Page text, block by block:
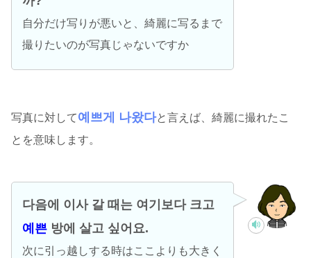
自分だけ写りが悪いと、綺麗に写るまで
撮りたいのが写真じゃないですか
写真に対して예쁘게 나왔다と言えば、綺麗に撮れたこ
とを意味します。
다음에 이사 갈 때는 여기보다 크고
예쁜방에 살고 싶어요.
次に引っ越しする時はここよりも大きく